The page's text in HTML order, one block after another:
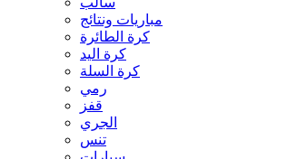
مباريات ونتائج
كرة الطائرة
كرة اليد
كرة السلة
رمي
قفز
الجري
تنس